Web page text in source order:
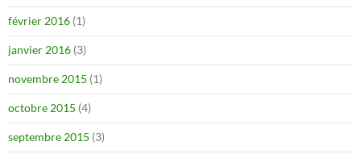
février 2016 (1)
janvier 2016 (3)
novembre 2015 (1)
octobre 2015 (4)
septembre 2015 (3)